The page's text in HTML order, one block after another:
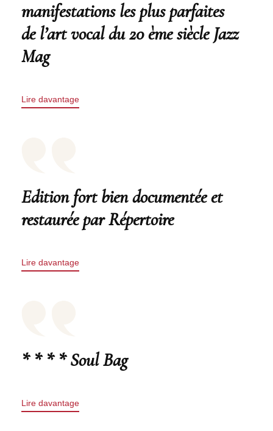
manifestations les plus parfaites
de l’art vocal du 20 ème siècle Jazz
Mag
Lire davantage
Edition fort bien documentée et
restaurée par Répertoire
Lire davantage
* * * * Soul Bag
Lire davantage